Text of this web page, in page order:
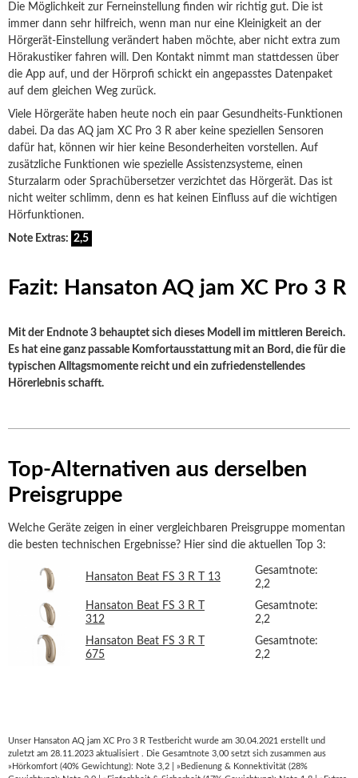
Die Möglichkeit zur Ferneinstellung finden wir richtig gut. Die ist
immer dann sehr hilfreich, wenn man nur eine Kleinigkeit an der
Hörgerät-Einstellung verändert haben möchte, aber nicht extra zum
Hörakustiker fahren will. Den Kontakt nimmt man stattdessen über
die App auf, und der Hörprofi schickt ein angepasstes Datenpaket
auf dem gleichen Weg zurück.
Viele Hörgeräte haben heute noch ein paar Gesundheits-Funktionen
dabei. Da das AQ jam XC Pro 3 R aber keine speziellen Sensoren
dafür hat, können wir hier keine Besonderheiten vorstellen. Auf
zusätzliche Funktionen wie spezielle Assistenzsysteme, einen
Sturzalarm oder Sprachübersetzer verzichtet das Hörgerät. Das ist
nicht weiter schlimm, denn es hat keinen Einfluss auf die wichtigen
Hörfunktionen.
Note Extras: 2,5
Fazit: Hansaton AQ jam XC Pro 3 R
Mit der Endnote 3 behauptet sich dieses Modell im mittleren Bereich.
Es hat eine ganz passable Komfortausstattung mit an Bord, die für die
typischen Alltagsmomente reicht und ein zufriedenstellendes
Hörerlebnis schafft.
Top-Alternativen aus derselben
Preisgruppe
Welche Geräte zeigen in einer vergleichbaren Preisgruppe momentan
die besten technischen Ergebnisse? Hier sind die aktuellen Top 3:
Hansaton Beat FS 3 R T 13
Gesamtnote:
2,2
Hansaton Beat FS 3 R T
312
Gesamtnote:
2,2
Hansaton Beat FS 3 R T
675
Gesamtnote:
2,2
Unser Hansaton AQ jam XC Pro 3 R Testbericht wurde am 30.04.2021 erstellt und
zuletzt am 28.11.2023 aktualisiert . Die Gesamtnote 3,00 setzt sich zusammen aus
»Hörkomfort (40% Gewichtung): Note 3,2 | »Bedienung & Konnektivität (28%